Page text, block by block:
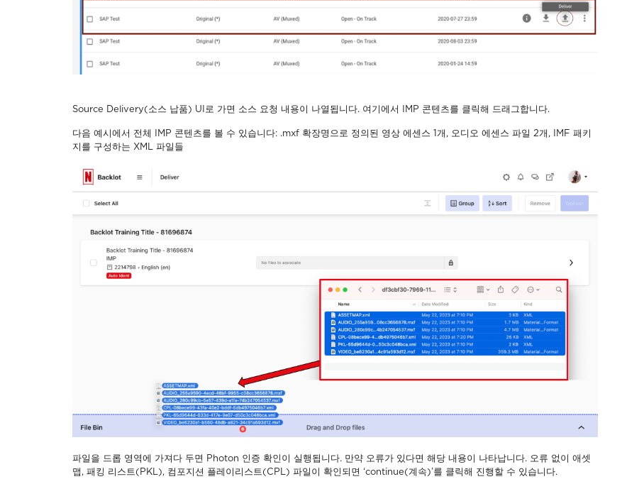
Source Delivery(소스 납품) UI로 가면 소스 요청 내용이 나열됩니다. 여기에서 IMP 콘텐츠를 클릭해 드래그합니다.
다음 예시에서 전체 IMP 콘텐츠를 볼 수 있습니다: .mxf 확장명으로 정의된 영상 에센스 1개, 오디오 에센스 파일 2개, IMF 패키
지를 구성하는 XML 파일들
파일을 드롭 영역에 가져다 두면 Photon 인증 확인이 실행됩니다. 만약 오류가 있다면 해당 내용이 나타납니다. 오류 없이 애셋
맵, 패킹 리스트(PKL), 컴포지션 플레이리스트(CPL) 파일이 확인되면 ‘continue(계속)’를 클릭해 진행할 수 있습니다.